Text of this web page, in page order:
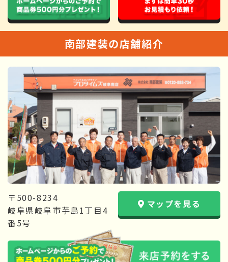
南部建装の店舗紹介
〒500-8234
岐阜県岐阜市芋島1丁目4
番5号
マップを見る